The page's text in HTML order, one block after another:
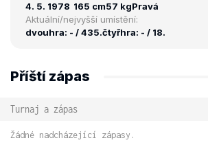
4. 5. 1978 165 cm57 kgPravá
Aktuální/nejvyšší umístění:
dvouhra: - / 435.čtyřhra: - / 18.
Příští zápas
Turnaj a zápas
Žádné nadcházející zápasy.